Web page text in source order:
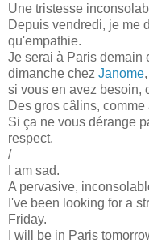
Une tristesse
Depuis vendredi, je me
qu'empathie.
Je serai à Paris demain
dimanche chez Janome
si vous en avez besoin,
Des gros câlins,
Si ça ne vous dérange
respect.
/
I am sad.
A pervasive,
I've been looking for a
Friday.
I will be in Paris